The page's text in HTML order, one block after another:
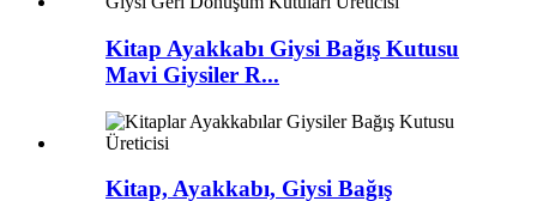
Kitap Ayakkabı Giysi Bağış Kutusu
Mavi Giysiler R...
Kitap, Ayakkabı, Giysi Bağış